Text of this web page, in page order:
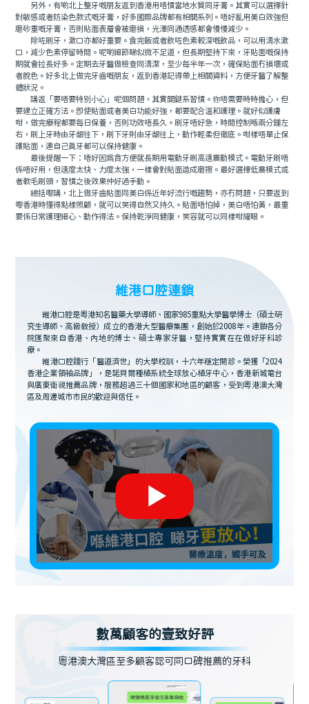
另外，有啲北上整牙嘅朋友返到香港用唔慣當地水質同牙膏。其實可以選擇針
對敏感或者防染色款式嘅牙膏，好多國際品牌都有相關系列。唔好亂用美白效強但
磨砂重嘅牙膏，否則貼面表層會被磨損，光澤同通透感都會慢慢減少。
除咗刷牙，漱口亦都好重要。食完飯或者飲咗色素較深嘅飲品，可以用清水漱
口，減少色素停留時間。呢啲細節睇似微不足道，但長期堅持下來，牙貼面嘅保持
期就會拉長好多。定期去牙醫做檢查同清潔，至少每半年一次，確保貼面冇損壞或
者脫色。好多北上做完牙齒嘅朋友，返到香港記得帶上相關資料，方便牙醫了解整
體狀況。
講返「要唔要特別小心」呢個問題，其實關鍵系習慣。你唔需要時時擔心，但
要建立正確方法。即使貼面或者美白功能好強，都要配合溫和護理。就好似護膚
咁，做完療程都要每日保養，否則功效唔長久。刷牙唔好急，時間控制喺兩分鍾左
右，刷上牙時由牙龈往下，刷下牙則由牙龈往上，動作輕柔但徹底。咁樣唔單止保
護貼面，連自己真牙都可以保持健康。
最後提醒一下：唔好因為貪方便就長期用電動牙刷高速震動模式。電動牙刷唔
係唔好用，但速度太快、力度太強，一樣會對貼面造成磨擦。最好選擇低震模式或
者軟毛刷頭，習慣之後效果仲好過手動。
總括嚟講，北上做牙齒貼面同美白係近年好流行嘅趨勢，亦冇問題，只要返到
嚟香港時懂得點樣照顧，就可以笑得自然又持久。貼面唔怕掉，美白唔怕黃，最重
要係日常護理細心、動作得法。保持乾淨同健康，笑容就可以同樣咁耀眼。
維港口腔連鎖
維港口腔是粵港知名醫藥大學導師、國家985重點大學醫學博士（碩士研
究生導師、高級教授）成立的香港大型醫療集團，創始於2008年。連鎖各分
院匯聚來自香港、內地的博士、碩士專家牙醫，堅持實實在在做好牙科診
療。
維港口腔踐行「醫道濟世」的大學校訓，十六年穩定開診。榮獲「2024
香港企業領袖品牌」，是諾貝爾種植系統全球放心植牙中心，香港新城電台
與廣東衛視推薦品牌，服務超過三十個國家和地區的顧客，受到粵港澳大灣
區及周邊城市市民的歡迎與信任。
數萬顧客的壹致好評
粵港澳大灣區至多顧客認可同口碑推薦的牙科